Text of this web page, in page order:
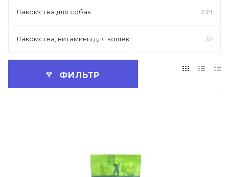
Лакомства для собак 239
Лакомства, витамины для кошек 37
ФИЛЬТР